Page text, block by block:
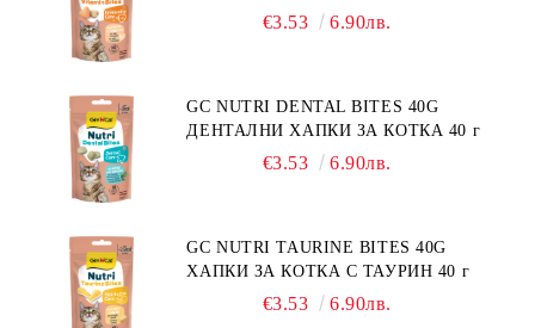
€3.53 6.90лв.
GC NUTRI DENTAL BITES 40G
ДЕНТАЛНИ ХАПКИ ЗА КОТКА 40 г
€3.53 6.90лв.
GC NUTRI TAURINE BITES 40G
ХАПКИ ЗА КОТКА С ТАУРИН 40 г
€3.53 6.90лв.